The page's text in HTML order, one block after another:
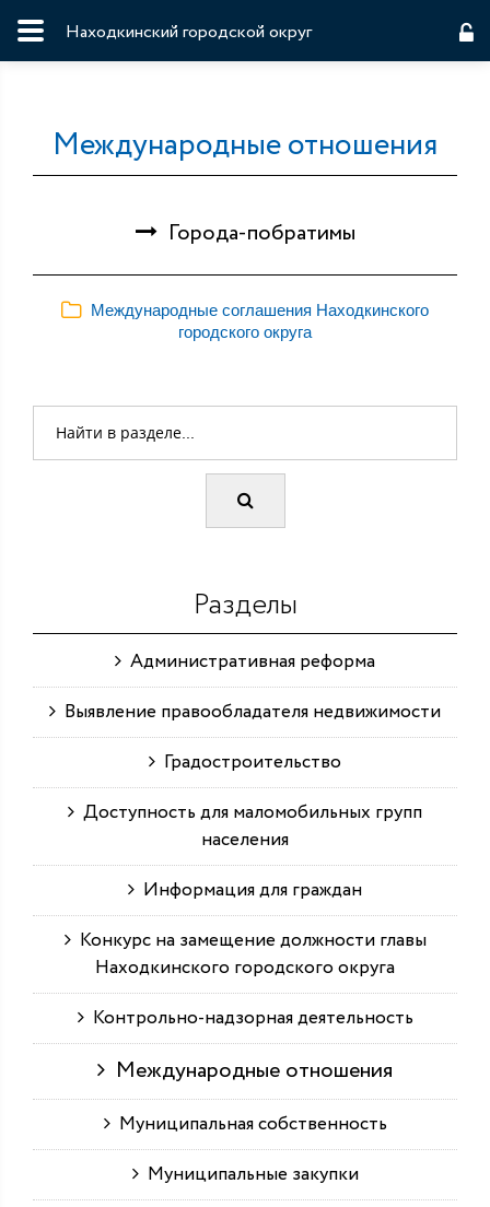
Находкинский городской округ
Международные отношения
Города-побратимы
Международные соглашения Находкинского
городского округа
Разделы
Административная реформа
Выявление правообладателя недвижимости
Градостроительство
Доступность для маломобильных групп
населения
Информация для граждан
Конкурс на замещение должности главы
Находкинского городского округа
Контрольно-надзорная деятельность
Международные отношения
Муниципальная собственность
Муниципальные закупки